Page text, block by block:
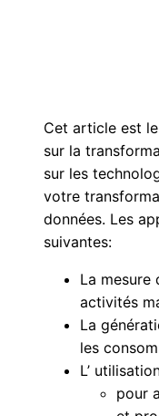
Cet article est
sur la
sur les
votre
données. Les
suivantes:
La mesure
activités
La
les
L’
pour